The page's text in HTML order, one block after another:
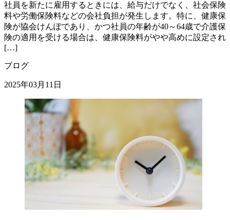
社員を新たに雇用するときには、給与だけでなく、社会保険
料や労働保険料などの会社負担が発生します。特に、健康保
険が協会けんぽであり、かつ社員の年齢が40～64歳で介護保
険の適用を受ける場合は、健康保険料がやや高めに設定され
[…]
ブログ
2025年03月11日